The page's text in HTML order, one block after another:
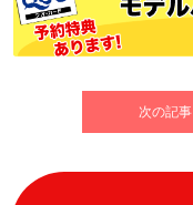
次の記事